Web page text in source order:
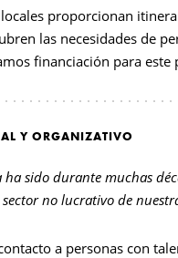
proporcionan
las necesidades de
financiación para este
Y ORGANIZATIVO
sido durante muchas
no lucrativo de
a personas con